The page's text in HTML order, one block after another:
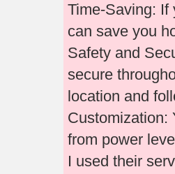
Time-Saving: If
can save you
Safety and
secure
location and
Customization:
from power
I used their